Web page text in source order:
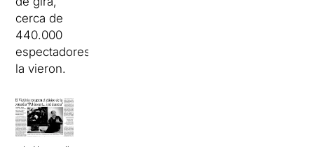
cerca de
440.000
espectadores
la vieron.